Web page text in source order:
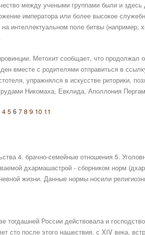
между учеными группами были и здесь
императора или более высокое
интеллектуальном поле битвы (например,
Метохит сообщает, что продолжал
вместе с родителями отправиться в
упражнялся в искусстве риторики,
Никомаха, Евклида, Аполлония
4 5 6 7 8 9 10 11
4. брачно-семейные отношения 5.
дхармашастрой - сборником норм
жизни. Данные нормы носили
тогдашней России действовала и
сто после этого нашествия, с XIV века,